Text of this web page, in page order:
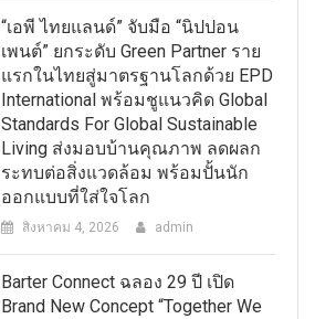
“เอพี ไทยแลนด์” จับมือ “นิปปอน
เพนต์” ยกระดับ Green Partner ราย
แรกในไทยสู่มาตรฐานโลกด้วย EPD
International พร้อมชูแนวคิด Global
Standards For Global Sustainable
Living ส่งมอบบ้านคุณภาพ ลดผลก
ระทบต่อสิ่งแวดล้อม พร้อมปั้นนัก
ออกแบบที่ใส่ใจโลก
สิงหาคม 4, 2026 admin
Barter Connect ฉลอง 29 ปี เปิด
Brand New Concept “Together We